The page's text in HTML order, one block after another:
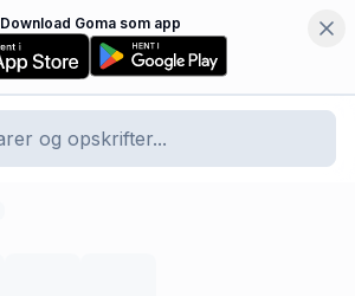
Download Goma som app